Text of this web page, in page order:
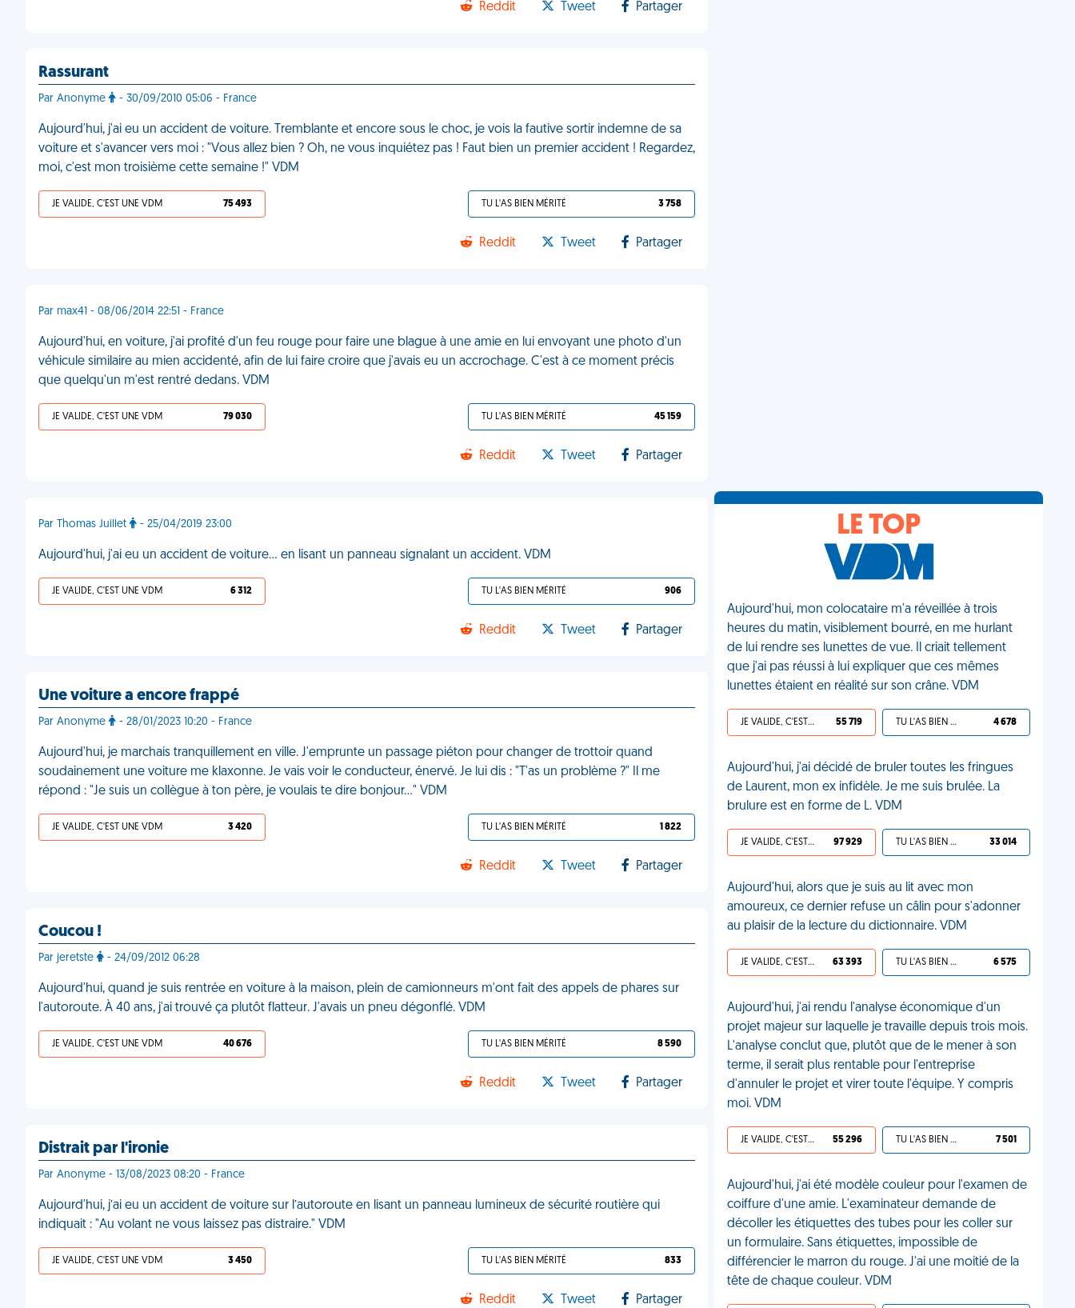
Reddit Tweet Partager
Rassurant
Par Anonyme - 30/09/2010 05:06 - France
Aujourd'hui, j'ai eu un accident de voiture. Tremblante et encore sous le choc, je vois la fautive sortir indemne de sa
voiture et s'avancer vers moi : "Vous allez bien ? Oh, ne vous inquiétez pas ! Faut bien un premier accident ! Regardez,
moi, c'est mon troisième cette semaine !" VDM
JE VALIDE, C'EST UNE VDM 75 493 TU L'AS BIEN MÉRITÉ 3 758
Reddit Tweet Partager
Par max41 - 08/06/2014 22:51 - France
Aujourd'hui, en voiture, j'ai profité d'un feu rouge pour faire une blague à une amie en lui envoyant une photo d'un
véhicule similaire au mien accidenté, afin de lui faire croire que j'avais eu un accrochage. C'est à ce moment précis
que quelqu'un m'est rentré dedans. VDM
JE VALIDE, C'EST UNE VDM 79 030 TU L'AS BIEN MÉRITÉ 45 159
Reddit Tweet Partager
Par Thomas Juillet - 25/04/2019 23:00
Aujourd'hui, j'ai eu un accident de voiture… en lisant un panneau signalant un accident. VDM
JE VALIDE, C'EST UNE VDM 6 312 TU L'AS BIEN MÉRITÉ 906
Reddit Tweet Partager
Une voiture a encore frappé
Par Anonyme - 28/01/2023 10:20 - France
Aujourd'hui, je marchais tranquillement en ville. J'emprunte un passage piéton pour changer de trottoir quand
soudainement une voiture me klaxonne. Je vais voir le conducteur, énervé. Je lui dis : "T'as un problème ?" Il me
répond : "Je suis un collègue à ton père, je voulais te dire bonjour…" VDM
JE VALIDE, C'EST UNE VDM 3 420 TU L'AS BIEN MÉRITÉ 1 822
Reddit Tweet Partager
Coucou !
Par jeretste - 24/09/2012 06:28
Aujourd'hui, quand je suis rentrée en voiture à la maison, plein de camionneurs m'ont fait des appels de phares sur
l'autoroute. À 40 ans, j'ai trouvé ça plutôt flatteur. J'avais un pneu dégonflé. VDM
JE VALIDE, C'EST UNE VDM 40 676 TU L'AS BIEN MÉRITÉ 8 590
Reddit Tweet Partager
Distrait par l'ironie
Par Anonyme - 13/08/2023 08:20 - France
Aujourd'hui, j’ai eu un accident de voiture sur l’autoroute en lisant un panneau lumineux de sécurité routière qui
indiquait : "Au volant ne vous laissez pas distraire." VDM
JE VALIDE, C'EST UNE VDM 3 450 TU L'AS BIEN MÉRITÉ 833
Reddit Tweet Partager
LE TOP
Aujourd'hui, mon colocataire m'a réveillée à trois
heures du matin, visiblement bourré, en me hurlant
de lui rendre ses lunettes de vue. Il criait tellement
que j'ai pas réussi à lui expliquer que ces mêmes
lunettes étaient en réalité sur son crâne. VDM
JE VALIDE, C'EST UNE VDM 55 719 TU L'AS BIEN MÉRITÉ 4 678
Aujourd'hui, j'ai décidé de bruler toutes les fringues
de Laurent, mon ex infidèle. Je me suis brulée. La
brulure est en forme de L. VDM
JE VALIDE, C'EST UNE VDM 97 929 TU L'AS BIEN MÉRITÉ 33 014
Aujourd'hui, alors que je suis au lit avec mon
amoureux, ce dernier refuse un câlin pour s'adonner
au plaisir de la lecture du dictionnaire. VDM
JE VALIDE, C'EST UNE VDM 63 393 TU L'AS BIEN MÉRITÉ 6 575
Aujourd'hui, j'ai rendu l'analyse économique d'un
projet majeur sur laquelle je travaille depuis trois mois.
L'analyse conclut que, plutôt que de le mener à son
terme, il serait plus rentable pour l'entreprise
d'annuler le projet et virer toute l'équipe. Y compris
moi. VDM
JE VALIDE, C'EST UNE VDM 55 296 TU L'AS BIEN MÉRITÉ 7 501
Aujourd'hui, j'ai été modèle couleur pour l'examen de
coiffure d'une amie. L'examinateur demande de
décoller les étiquettes des tubes pour les coller sur
un formulaire. Sans étiquettes, impossible de
différencier le marron du rouge. J'ai une moitié de la
tête de chaque couleur. VDM